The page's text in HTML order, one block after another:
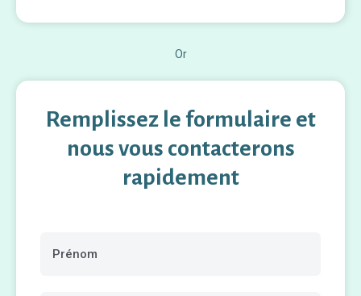
Or
Remplissez le formulaire et
nous vous contacterons
rapidement